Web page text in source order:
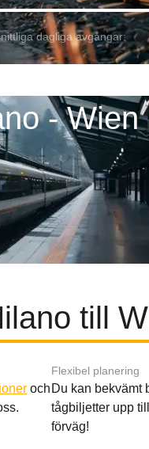
dagliga avgångar:
- Wien
till
och
Flexibel planering
Du kan bekvämt
tågbiljetter upp
förväg!